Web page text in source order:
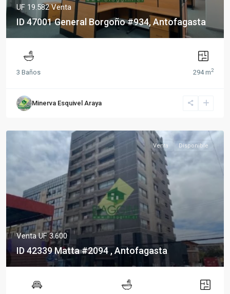
UF 19.582Venta
ID 47001 General Borgoño #934, Antofagasta
3 Baños 294 m2
Minerva Esquivel Araya
Venta Disponible
VentaUF 3.600
ID 42339 Matta #2094 , Antofagasta